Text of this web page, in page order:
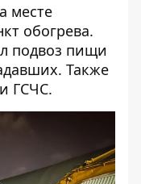
месте
обогрева.
подвоз пищи
Также
ГСЧС.